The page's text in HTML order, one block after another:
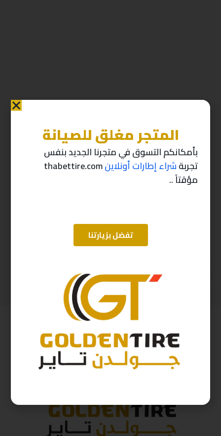
منتجات ذات صله
( شامل الضريبة )
-10%
307ر.س 276
المتجر مغلق للصيانة
بأمكانكم التسوق في متجرنا الجديد بنفس
تجربةشراء إطارات أونلاينthabettire.com
مؤقتاً ..
تفضل بزيارتنا